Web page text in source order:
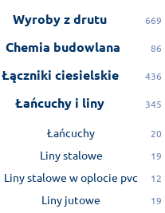
Wyroby z drutu 669
Chemia budowlana 86
Łączniki ciesielskie 436
Łańcuchy i liny 345
Łańcuchy 20
Liny stalowe 19
Liny stalowe w oplocie pvc 12
Liny jutowe 19